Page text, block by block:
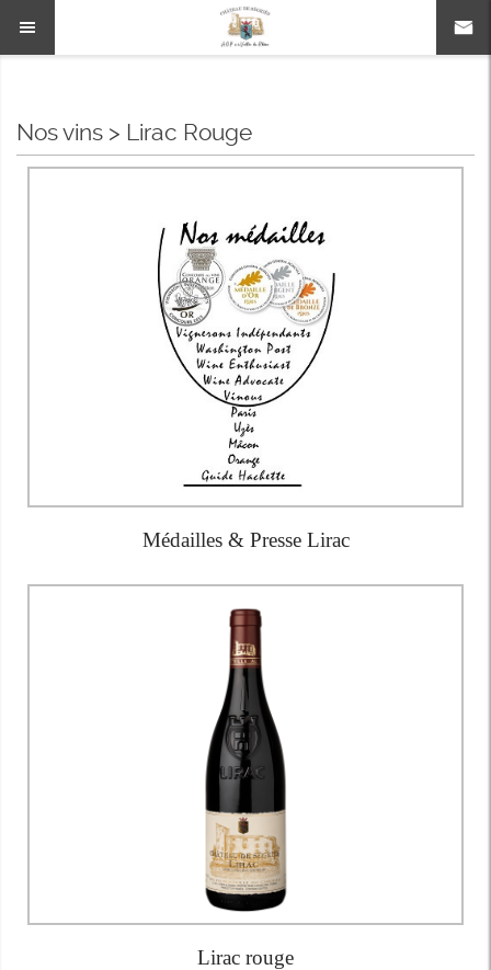
Nos vins > Lirac Rouge
Médailles & Presse Lirac
Lirac rouge